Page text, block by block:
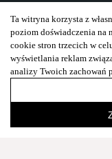
Ta witryna korzysta z
poziom doświadczenia na
cookie stron trzecich w
wyświetlania reklam
analizy Twoich zachowań